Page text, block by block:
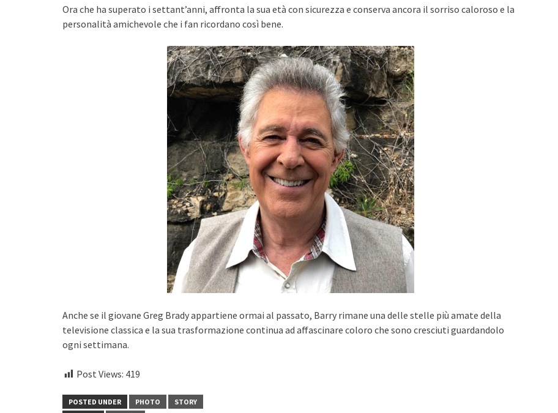
Ora che ha superato i settant’anni, affronta la sua età con sicurezza e conserva ancora il sorriso caloroso e la
personalità amichevole che i fan ricordano così bene.
Anche se il giovane Greg Brady appartiene ormai al passato, Barry rimane una delle stelle più amate della
televisione classica e la sua trasformazione continua ad affascinare coloro che sono cresciuti guardandolo
ogni settimana.
Post Views: 419
POSTED UNDER PHOTO
STORY